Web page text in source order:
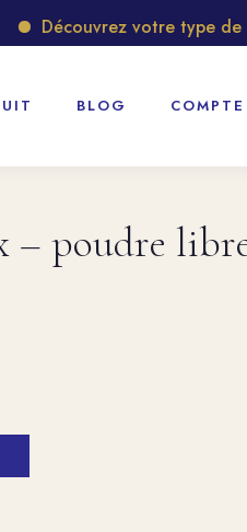
Découvrez votre type de
BLOG COMPTE
– poudre